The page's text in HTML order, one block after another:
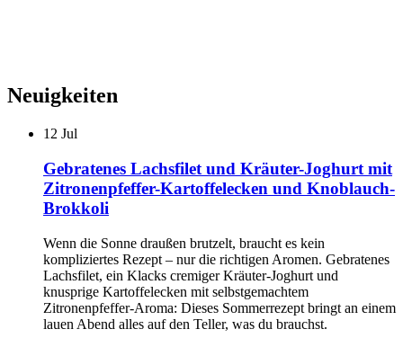
Neuigkeiten
12 Jul
Gebratenes Lachsfilet und Kräuter-Joghurt mit
Zitronenpfeffer-Kartoffelecken und Knoblauch-
Brokkoli
Wenn die Sonne draußen brutzelt, braucht es kein
kompliziertes Rezept – nur die richtigen Aromen. Gebratenes
Lachsfilet, ein Klacks cremiger Kräuter-Joghurt und
knusprige Kartoffelecken mit selbstgemachtem
Zitronenpfeffer-Aroma: Dieses Sommerrezept bringt an einem
lauen Abend alles auf den Teller, was du brauchst.